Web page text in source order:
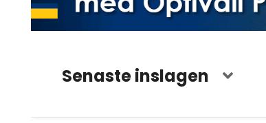
Senaste inslagen